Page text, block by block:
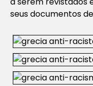
seus documentos